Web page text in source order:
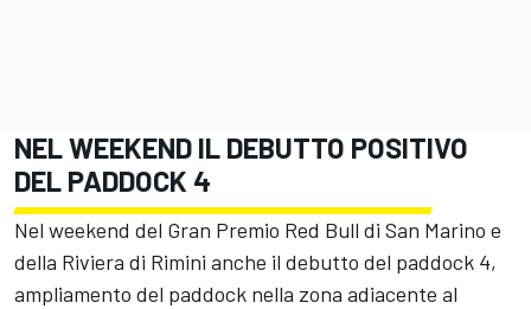
NEL WEEKEND IL DEBUTTO POSITIVO
DEL PADDOCK 4
Nel weekend del Gran Premio Red Bull di San Marino e
della Riviera di Rimini anche il debutto del paddock 4,
ampliamento del paddock nella zona adiacente al